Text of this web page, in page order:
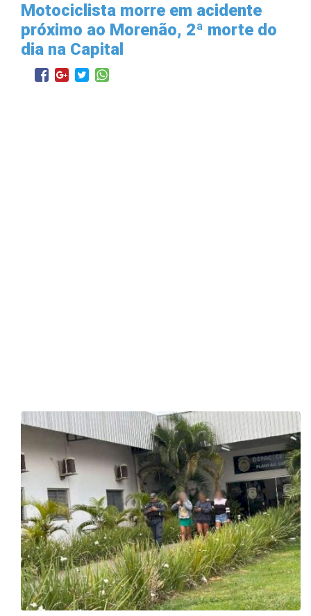
Motociclista morre em acidente
próximo ao Morenão, 2ª morte do
dia na Capital